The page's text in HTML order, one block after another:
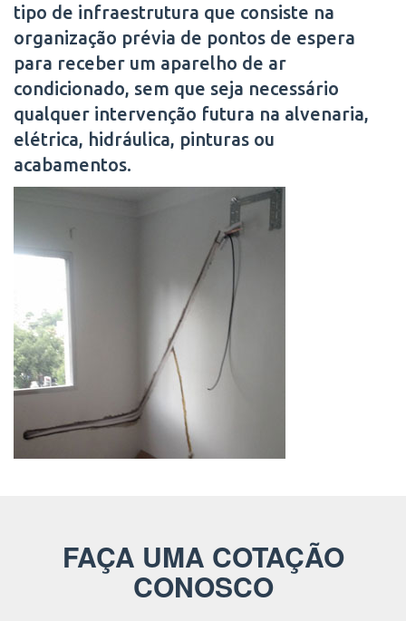
tipo de infraestrutura que consiste na
organização prévia de pontos de espera
para receber um aparelho de ar
condicionado, sem que seja necessário
qualquer intervenção futura na alvenaria,
elétrica, hidráulica, pinturas ou
acabamentos.
FAÇA UMA COTAÇÃO
CONOSCO